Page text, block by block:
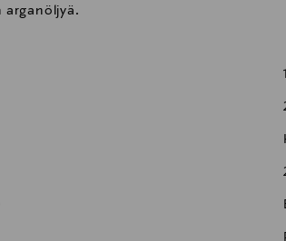
arganöljyä.